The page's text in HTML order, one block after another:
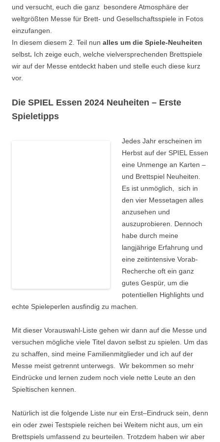
und versucht, euch die ganz besondere Atmosphäre der
weltgrößten Messe für Brett- und Gesellschaftsspiele in Fotos
einzufangen.
In diesem diesem 2. Teil nun alles um die Spiele-Neuheiten
selbst. Ich zeige euch, welche vielversprechenden Brettspiele
wir auf der Messe entdeckt haben und stelle euch diese kurz
vor.
Die SPIEL Essen 2024 Neuheiten – Erste
Spieletipps
Jedes Jahr erscheinen im
Herbst auf der SPIEL Essen
eine Unmenge an Karten –
und Brettspiel Neuheiten.
Es ist unmöglich, sich in
den vier Messetagen alles
anzusehen und
auszuprobieren. Dennoch
habe durch meine
langjährige Erfahrung und
eine zeitintensive Vorab-
Recherche oft ein ganz
gutes Gespür, um die
potentiellen Highlights und
echte Spieleperlen ausfindig zu machen.
Mit dieser Vorauswahl-Liste gehen wir dann auf die Messe und
versuchen mögliche viele Titel davon selbst zu spielen. Um das
zu schaffen, sind meine Familienmitglieder und ich auf der
Messe meist getrennt unterwegs. Wir bekommen so mehr
Eindrücke und lernen zudem noch viele nette Leute an den
Spieltischen kennen.
Natürlich ist die folgende Liste nur ein Erst–Eindruck sein, denn
ein oder zwei Testspiele reichen bei Weitem nicht aus, um ein
Brettspiels umfassend zu beurteilen. Trotzdem haben wir aber